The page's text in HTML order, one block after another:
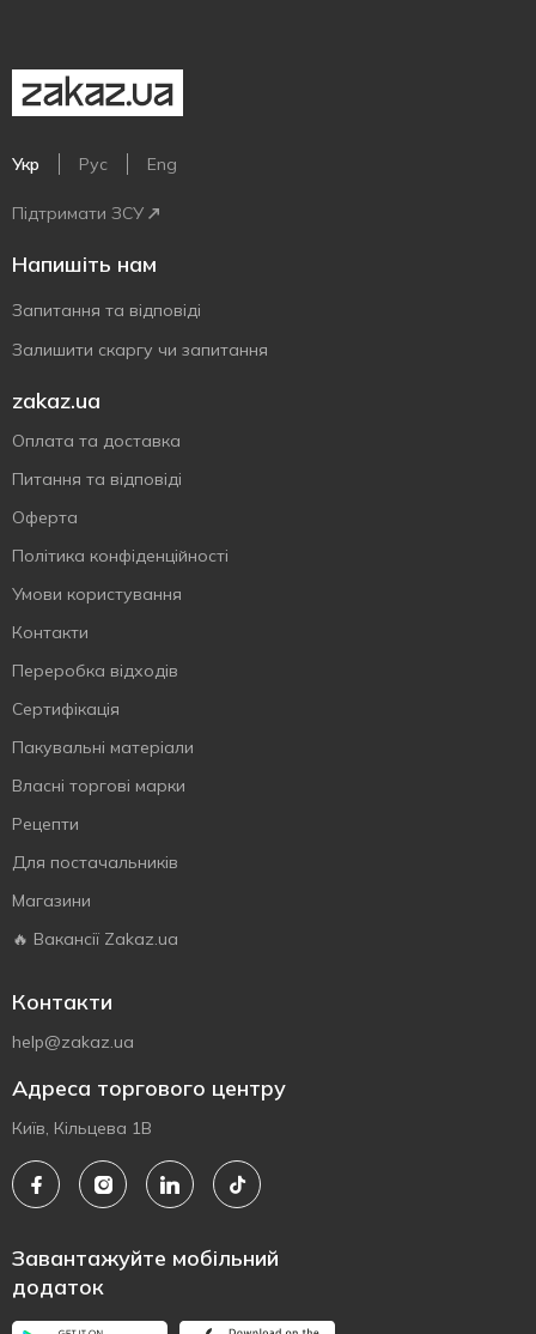
Укр Рус Eng
Підтримати ЗСУ
Напишіть нам
Запитання та відповіді
Залишити скаргу чи запитання
zakaz.ua
Оплата та доставка
Питання та відповіді
Оферта
Політика конфіденційності
Умови користування
Контакти
Переробка відходів
Сертифiкацiя
Пакувальні матеріали
Власнi торговi марки
Рецепти
Для постачальників
Магазини
🔥 Вакансії Zakaz.ua
Контакти
help@zakaz.ua
Адреса торгового центру
Київ, Кільцева 1В
Завантажуйте мобільний
додаток